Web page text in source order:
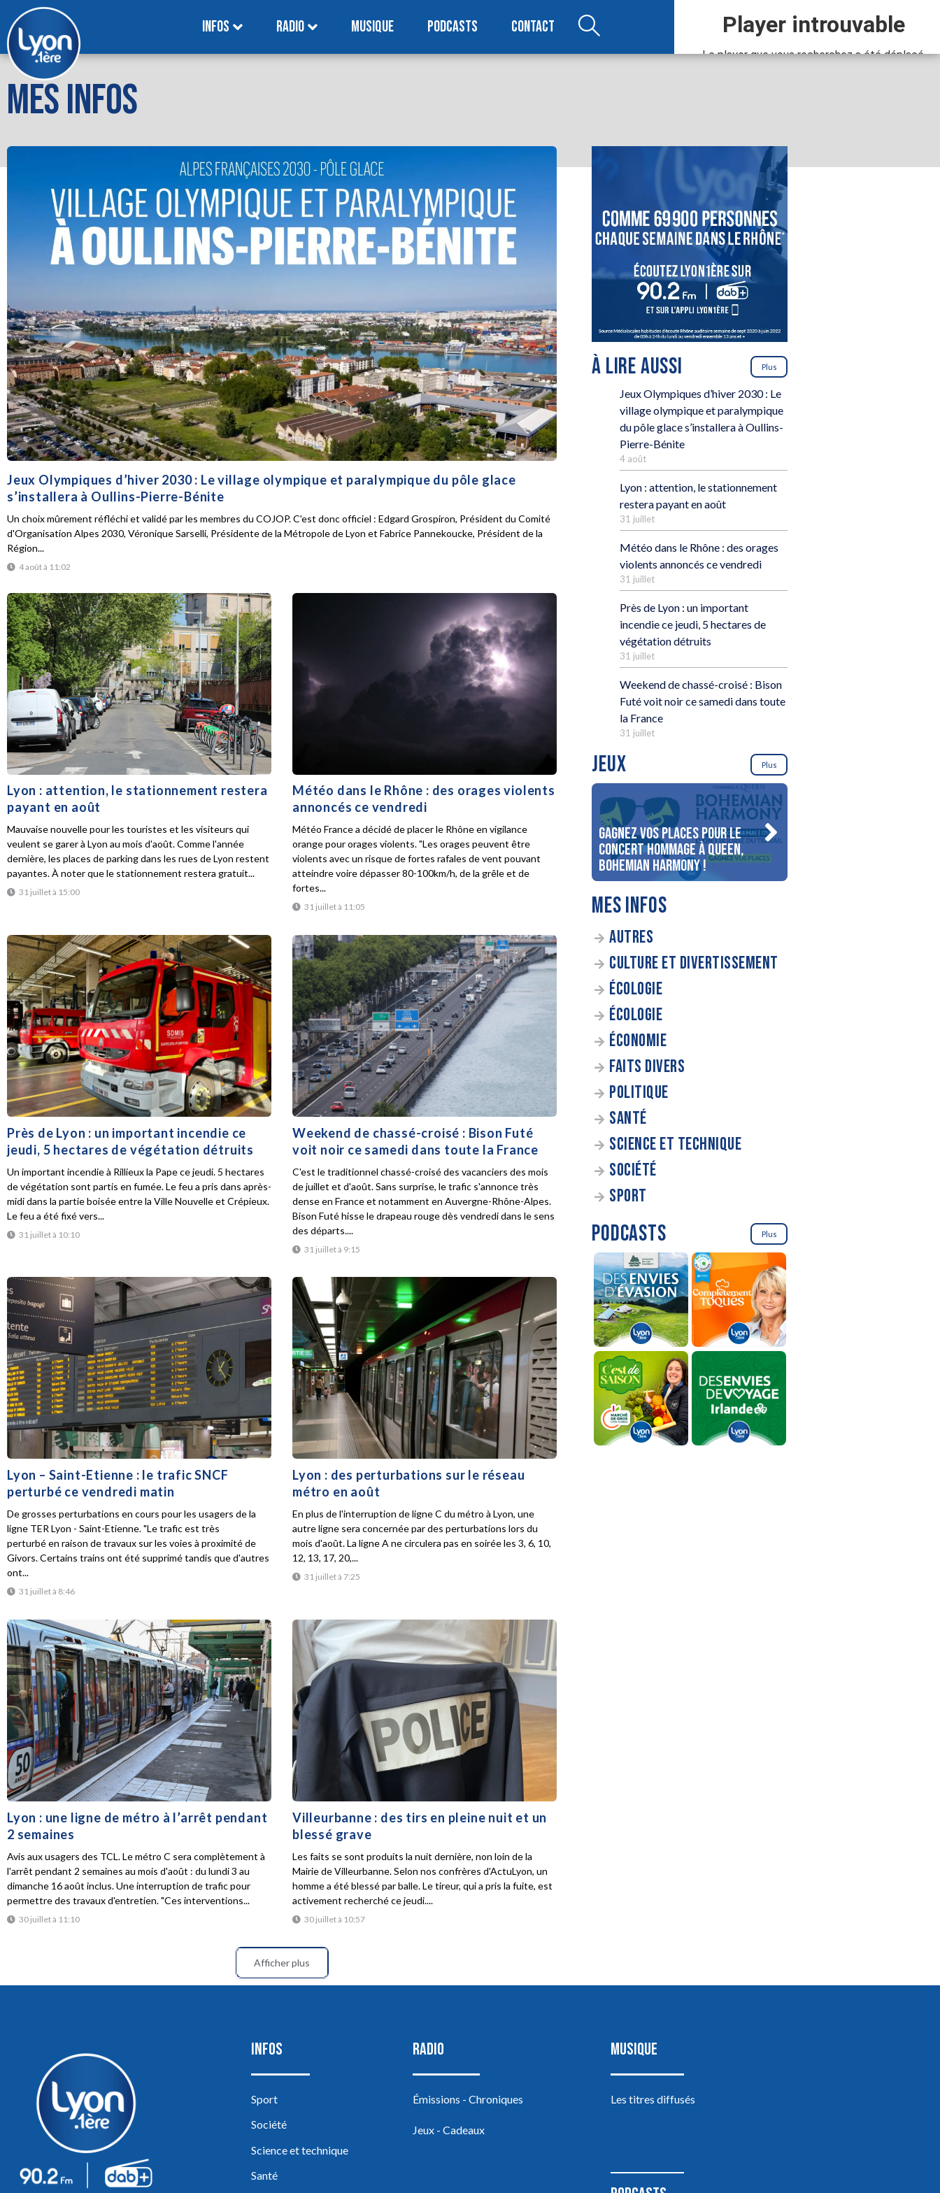
INFOS RADIO MUSIQUE PODCASTS CONTACT
MES INFOS
Jeux Olympiques d’hiver 2030 : Le village olympique et paralympique du pôle glace
s’installera à Oullins-Pierre-Bénite
4 août à 11:02
Un choix mûrement réfléchi et validé par les membres du COJOP. C'est donc officiel : Edgard Grospiron, Président du Comité
d'Organisation Alpes 2030, Véronique Sarselli, Présidente de la Métropole de Lyon et Fabrice Pannekoucke, Président de la
Région...
Lyon : attention, le stationnement restera
payant en août
31 juillet à 15:00
Mauvaise nouvelle pour les touristes et les visiteurs qui
veulent se garer à Lyon au mois d'août. Comme l'année
dernière, les places de parking dans les rues de Lyon restent
payantes. À noter que le stationnement restera gratuit...
Météo dans le Rhône : des orages violents
annoncés ce vendredi
31 juillet à 11:05
Météo France a décidé de placer le Rhône en vigilance
orange pour orages violents. "Les orages peuvent être
violents avec un risque de fortes rafales de vent pouvant
atteindre voire dépasser 80-100km/h, de la grêle et de
fortes...
Près de Lyon : un important incendie ce
jeudi, 5 hectares de végétation détruits
31 juillet à 10:10
Un important incendie à Rillieux la Pape ce jeudi. 5 hectares
de végétation sont partis en fumée. Le feu a pris dans après-
midi dans la partie boisée entre la Ville Nouvelle et Crépieux.
Le feu a été fixé vers...
Weekend de chassé-croisé : Bison Futé
voit noir ce samedi dans toute la France
31 juillet à 9:15
C'est le traditionnel chassé-croisé des vacanciers des mois
de juillet et d'août. Sans surprise, le trafic s'annonce très
dense en France et notamment en Auvergne-Rhône-Alpes.
Bison Futé hisse le drapeau rouge dès vendredi dans le sens
des départs....
Lyon – Saint-Etienne : le trafic SNCF
perturbé ce vendredi matin
31 juillet à 8:46
De grosses perturbations en cours pour les usagers de la
ligne TER Lyon - Saint-Etienne. "Le trafic est très
perturbé en raison de travaux sur les voies à proximité de
Givors. Certains trains ont été supprimé tandis que d'autres
ont...
Lyon : des perturbations sur le réseau
métro en août
31 juillet à 7:25
En plus de l'interruption de ligne C du métro à Lyon, une
autre ligne sera concernée par des perturbations lors du
mois d'août. La ligne A ne circulera pas en soirée les 3, 6, 10,
12, 13, 17, 20,...
Lyon : une ligne de métro à l’arrêt pendant
2 semaines
30 juillet à 11:10
Avis aux usagers des TCL. Le métro C sera complètement à
l'arrêt pendant 2 semaines au mois d'août : du lundi 3 au
dimanche 16 août inclus. Une interruption de trafic pour
permettre des travaux d'entretien. "Ces interventions...
Villeurbanne : des tirs en pleine nuit et un
blessé grave
30 juillet à 10:57
Les faits se sont produits la nuit dernière, non loin de la
Mairie de Villeurbanne. Selon nos confrères d'ActuLyon, un
homme a été blessé par balle. Le tireur, qui a pris la fuite, est
activement recherché ce jeudi....
Afficher plus
À LIRE AUSSI Plus
Jeux Olympiques d’hiver 2030 : Le
village olympique et paralympique
du pôle glace s’installera à Oullins-
Pierre-Bénite
4 août
Lyon : attention, le stationnement
restera payant en août
31 juillet
Météo dans le Rhône : des orages
violents annoncés ce vendredi
31 juillet
Près de Lyon : un important
incendie ce jeudi, 5 hectares de
végétation détruits
31 juillet
Weekend de chassé-croisé : Bison
Futé voit noir ce samedi dans toute
la France
31 juillet
JEUX Plus
Gagnez vos places pour le
concert Hommage à Queen,
Bohemian Harmony !
MES INFOS
AUTRES
CULTURE ET DIVERTISSEMENT
ÉCOLOGIE
ÉCOLOGIE
ÉCONOMIE
FAITS DIVERS
POLITIQUE
SANTÉ
SCIENCE ET TECHNIQUE
SOCIÉTÉ
SPORT
PODCASTS Plus
INFOS
Sport
Société
Science et technique
Santé
RADIO
Émissions - Chroniques
Jeux - Cadeaux
MUSIQUE
Les titres diffusés